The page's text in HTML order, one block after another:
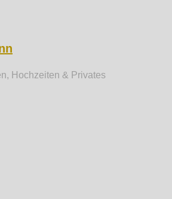
Hochzeiten & Privates